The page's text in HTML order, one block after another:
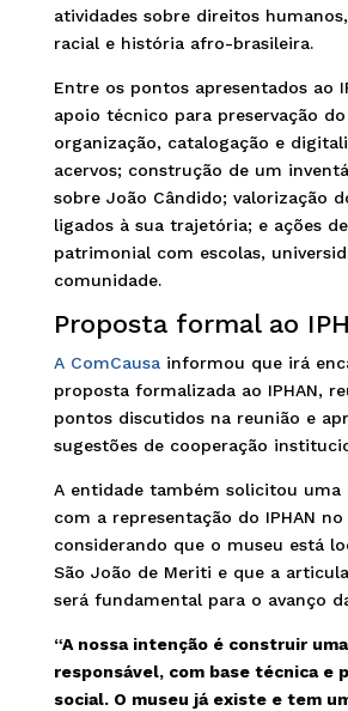
atividades sobre direitos
racial e história afro-brasileira.
Entre os pontos apresentados ao
apoio técnico para preservação
organização, catalogação e
acervos; construção de um
sobre João Cândido; valorização
ligados à sua trajetória; e ações
patrimonial com escolas,
comunidade.
Proposta formal ao
A ComCausainformou que irá
proposta formalizada ao IPHAN,
pontos discutidos na reunião e
sugestões de cooperação
A entidade também solicitou uma
com a representação do IPHAN
considerando que o museu está
São João de Meriti e que a
será fundamental para o avanço
“A nossa intenção é construir
responsável, com base técnica e
social. O museu já existe e tem